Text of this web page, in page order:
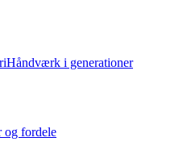
Håndværk i generationer
og fordele